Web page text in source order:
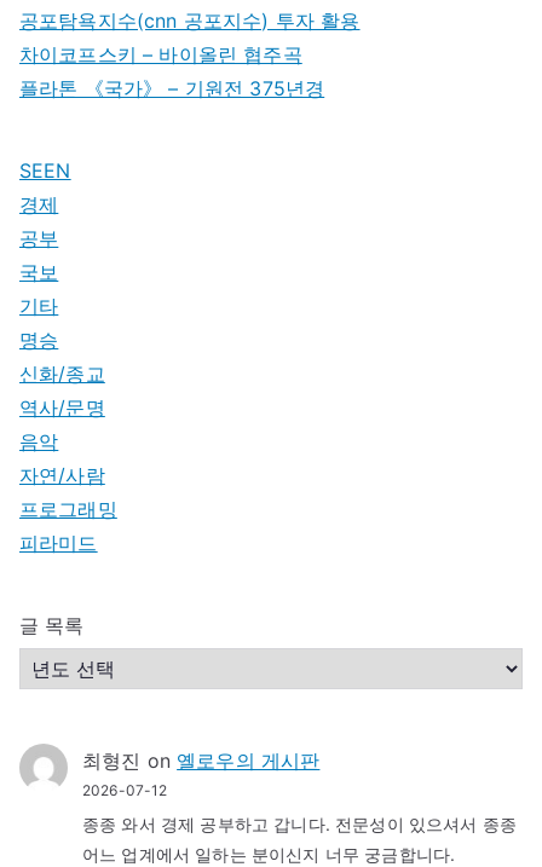
르
에
공포탐욕지수(cnn 공포지수) 투자 활용
차이코프스키 – 바이올린 협주곡
플라톤 《국가》 – 기원전 375년경
SEEN
경제
공부
국보
기타
명승
신화/종교
역사/문명
음악
자연/사람
프로그래밍
피라미드
글 목록
최형진 on 옐로우의 게시판
2026-07-12
종종 와서 경제 공부하고 갑니다. 전문성이 있으셔서 종종
어느 업계에서 일하는 분이신지 너무 궁금합니다.